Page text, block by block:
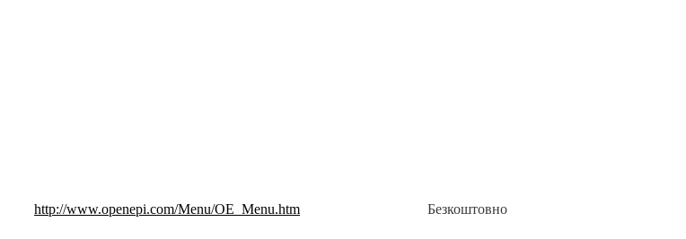
http://www.openepi.com/Menu/OE_Menu.htm Безкоштовно